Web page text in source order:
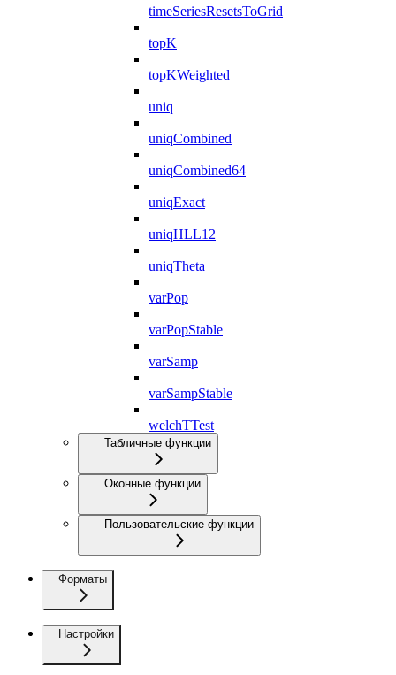
timeSeriesResetsToGrid
topK
topKWeighted
uniq
uniqCombined
uniqCombined64
uniqExact
uniqHLL12
uniqTheta
varPop
varPopStable
varSamp
varSampStable
welchTTest
Табличные функции
Оконные функции
Пользовательские функции
Форматы
Настройки